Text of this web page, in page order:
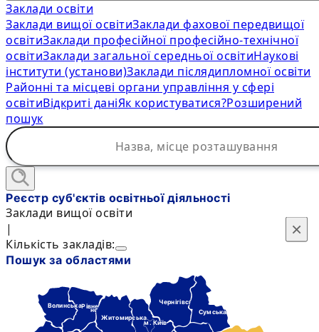
Заклади освіти
Заклади вищої освітиЗаклади фахової передвищої
освітиЗаклади професійної професійно-технічної
освітиЗаклади загальної середньої освітиНаукові
інститути (установи)Заклади післядипломної освіти
Районні та місцеві органи управління у сфері
освітиВідкриті даніЯк користуватися?Розширений
пошук
×
Реєстр суб'єктів освітньої діяльності
Заклади вищої освіти
|
Кількість закладів:
Пошук за областями
Чернігівська
м. Київ
Рівне-
нська Сумська
Волинська
Житомирська
×